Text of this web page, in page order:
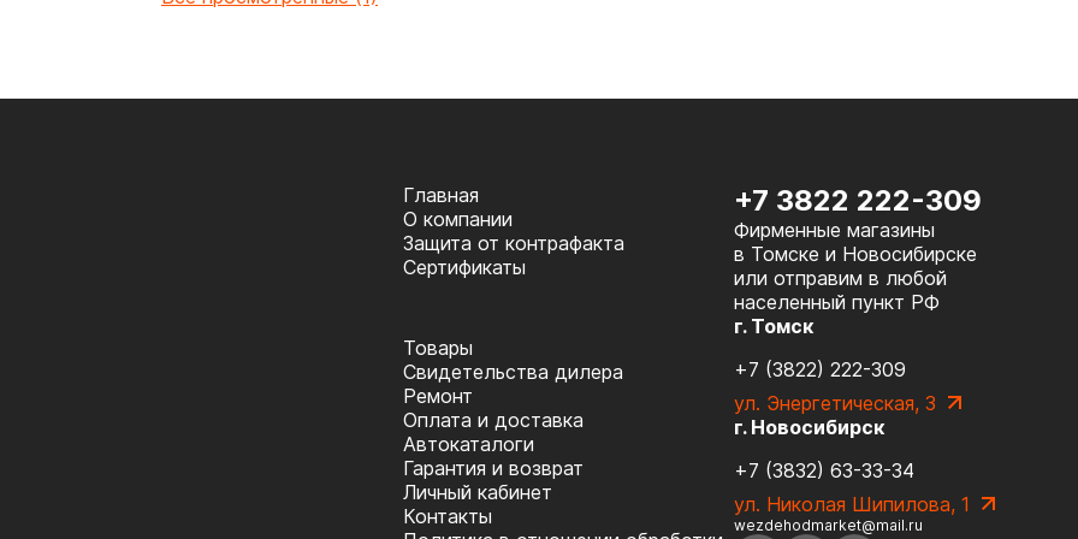
Главная
О компании
Защита от контрафакта
Сертификаты
Товары
Cвидетельства дилера
Ремонт
Оплата и доставка
Автокаталоги
Гарантия и возврат
Личный кабинет
Контакты
+7 3822 222-309
Фирменные магазины
в Томске и Новосибирске
или отправим в любой
населенный пункт РФ
г. Томск
+7 (3822) 222-309
ул. Энергетическая, 3
г. Новосибирск
+7 (3832) 63-33-34
ул. Николая Шипилова, 1
wezdehodmarket@mail.ru